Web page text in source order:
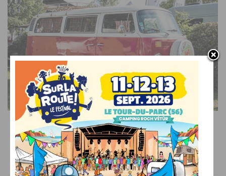
SUR LE WEB
Camper Van Week-End : l’événement 100% vans et
fourgons aménagés